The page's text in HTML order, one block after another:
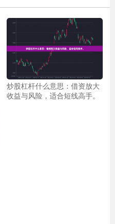
炒股杠杆什么意思：借资放大
收益与风险，适合短线高手。